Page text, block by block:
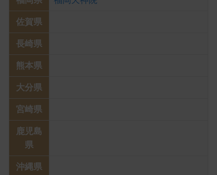
佐賀県
長崎県
熊本県
大分県
宮崎県
鹿児島
県
沖縄県